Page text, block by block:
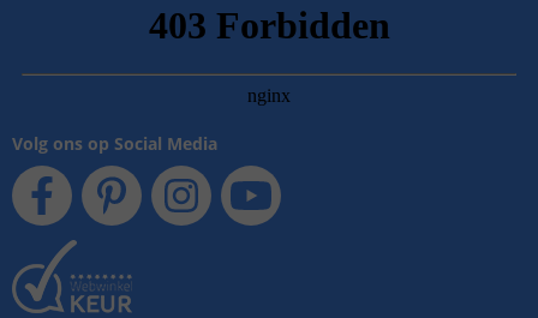
Volg ons op Social Media